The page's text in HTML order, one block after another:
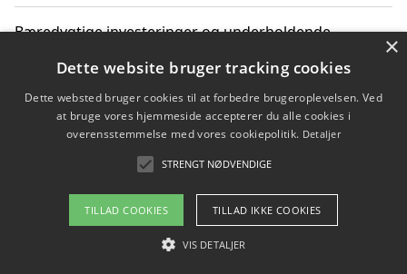
Bæredygtige investeringer og underholdende
Sådan kan online møder for virksomheder fremme
grønne investeringer
Copyright 2026 - Pilanto Aps
Om / kontakt
×
Dette website bruger tracking cookies
Dette websted bruger cookies til at forbedre brugeroplevelsen. Ved
at bruge vores hjemmeside accepterer du alle cookies i
overensstemmelse med vores cookiepolitik. Detaljer
STRENGT NØDVENDIGE
TILLAD COOKIES TILLAD IKKE COOKIES
VIS DETALJER